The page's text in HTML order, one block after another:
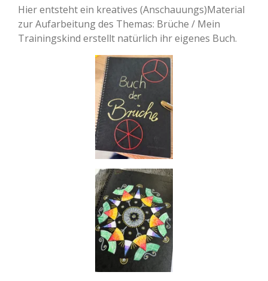
Hier entsteht ein kreatives (Anschauungs)Material
zur Aufarbeitung des Themas: Brüche / Mein
Trainingskind erstellt natürlich ihr eigenes Buch.